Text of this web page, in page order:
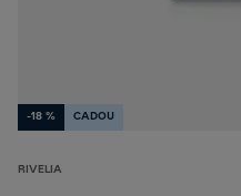
-18 % CADOU
RIVELIA